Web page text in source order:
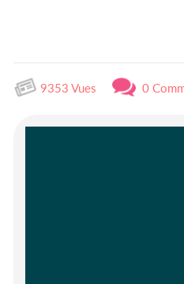
9353 Vues 0